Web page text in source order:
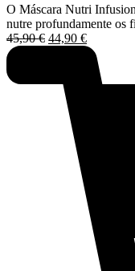
O Máscara Nutri
nutre profundamente os
45,90€ O
45,90 €.
44,90 €O
preço
atual